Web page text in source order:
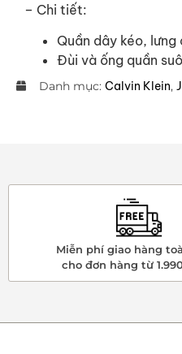
– Chi tiết:
Quần dây kéo,
Đùi và ống quần
Danh mục: Calvin Klein,
Miễn phí giao hàng
cho đơn hàng từ